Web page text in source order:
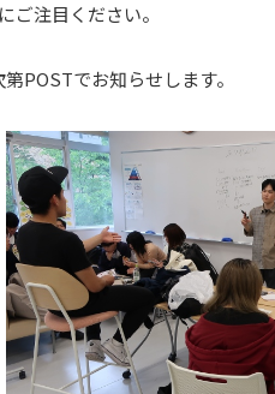
い合わせ
注目ください。
POSTでお知らせします。